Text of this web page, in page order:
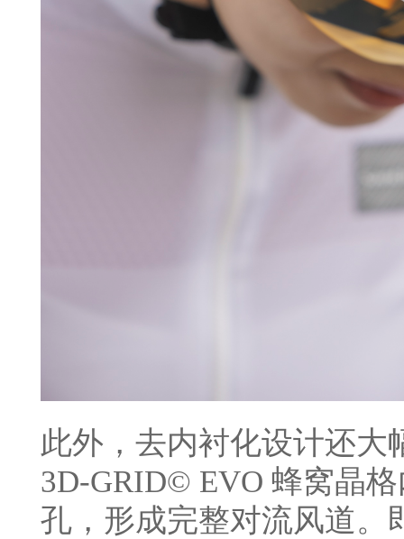
此外，去内衬化设计还大
3D-GRID© EVO 蜂窝晶
孔，形成完整对流风道